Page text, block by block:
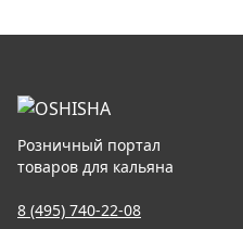
Розничный портал
товаров для кальяна
8 (495) 740-22-08